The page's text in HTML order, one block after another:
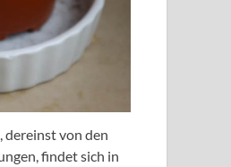
dereinst von den
findet sich in